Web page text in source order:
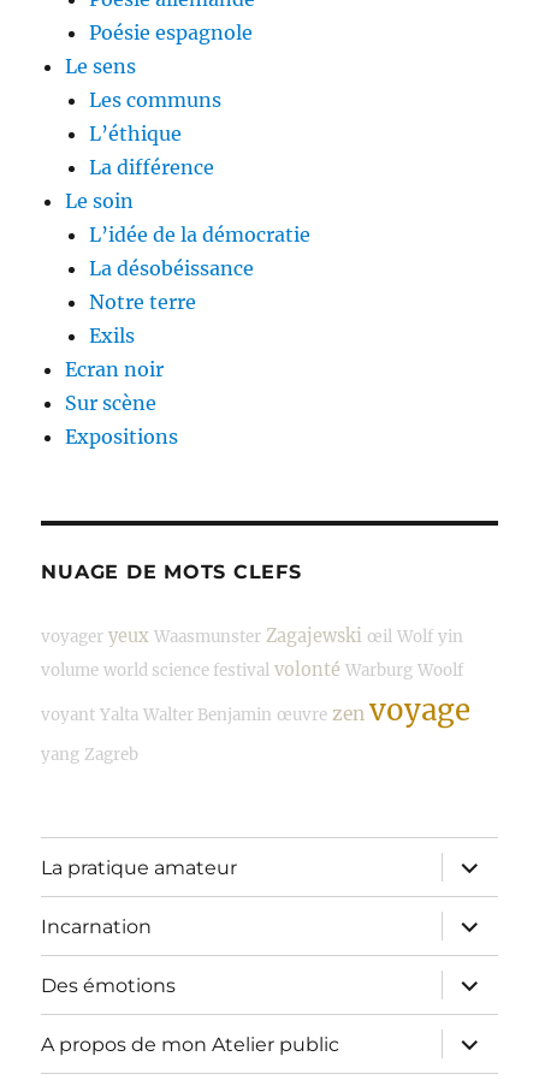
Poésie espagnole
Le sens
Les communs
L’éthique
La différence
Le soin
L’idée de la démocratie
La désobéissance
Notre terre
Exils
Ecran noir
Sur scène
Expositions
NUAGE DE MOTS CLEFS
voyager yeux Waasmunster Zagajewski œil Wolf yin
volume world science festival volonté Warburg Woolf
voyant Yalta Walter Benjamin œuvre zen voyage
yang Zagreb
La pratique amateur
ouvrir
le
sous-
menu
Incarnation
ouvrir
le
sous-
menu
Des émotions
ouvrir
le
sous-
menu
A propos de mon Atelier public
ouvrir
le